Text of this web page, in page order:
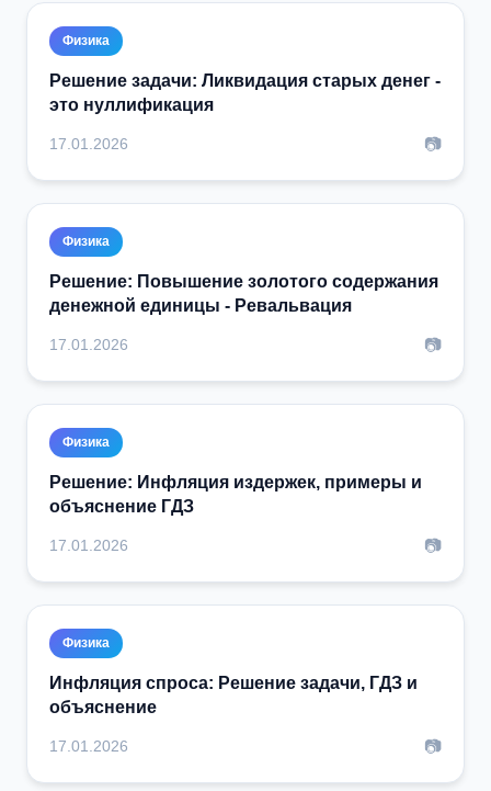
Физика
Решение задачи: Ликвидация старых денег -
это нуллификация
17.01.2026 📷
Физика
Решение: Повышение золотого содержания
денежной единицы - Ревальвация
17.01.2026 📷
Физика
Решение: Инфляция издержек, примеры и
объяснение ГДЗ
17.01.2026 📷
Физика
Инфляция спроса: Решение задачи, ГДЗ и
объяснение
17.01.2026 📷